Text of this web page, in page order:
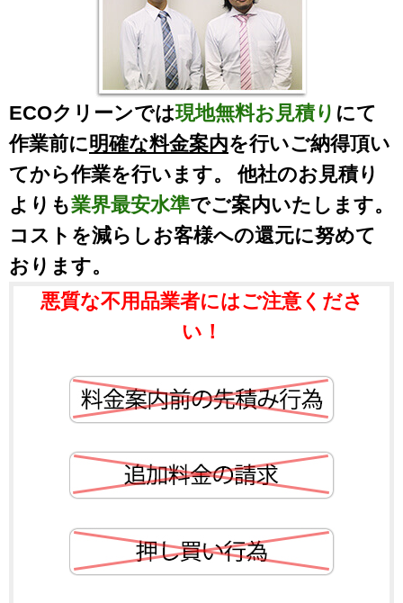
ECOクリーンでは現地無料お見積り にて
作業前に明確な料金案内を行いご納得頂い
てから作業を行います。 他社のお見積り
よりも業界最安水準でご案内いたします。
コストを減らしお客様への還元に努めて
おります。
悪質な不用品業者にはご注意くださ
い！